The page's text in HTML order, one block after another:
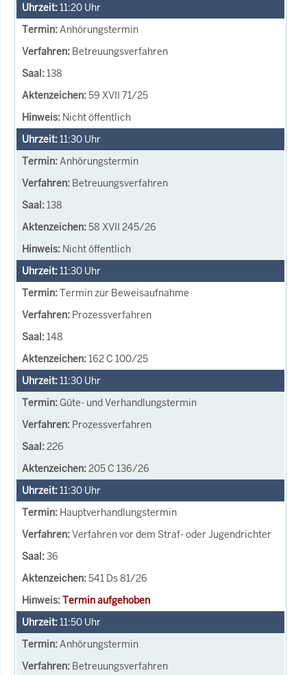
11:20 Uhr
Anhörungstermin
Betreuungsverfahren
138
59 XVII 71/25
Nicht öffentlich
11:30 Uhr
Anhörungstermin
Betreuungsverfahren
138
58 XVII 245/26
Nicht öffentlich
11:30 Uhr
Termin zur Beweisaufnahme
Prozessverfahren
148
162 C 100/25
11:30 Uhr
Güte- und Verhandlungstermin
Prozessverfahren
226
205 C 136/26
11:30 Uhr
Hauptverhandlungstermin
Verfahren vor dem Straf- oder Jugendrichter
36
541 Ds 81/26
Termin aufgehoben
11:50 Uhr
Anhörungstermin
Betreuungsverfahren